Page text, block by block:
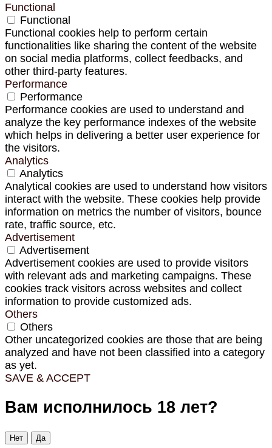
Functional
Functional
Functional cookies help to perform certain
functionalities like sharing the content of the website
on social media platforms, collect feedbacks, and
other third-party features.
Performance
Performance
Performance cookies are used to understand and
analyze the key performance indexes of the website
which helps in delivering a better user experience for
the visitors.
Analytics
Analytics
Analytical cookies are used to understand how visitors
interact with the website. These cookies help provide
information on metrics the number of visitors, bounce
rate, traffic source, etc.
Advertisement
Advertisement
Advertisement cookies are used to provide visitors
with relevant ads and marketing campaigns. These
cookies track visitors across websites and collect
information to provide customized ads.
Others
Others
Other uncategorized cookies are those that are being
analyzed and have not been classified into a category
as yet.
SAVE & ACCEPT
Вам исполнилось 18 лет?
Нет Да